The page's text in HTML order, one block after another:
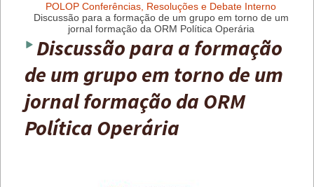
POLOP Conferências, Resoluções e Debate Interno
Discussão para a formação de um grupo em torno de um
jornal formação da ORM Política Operária
Discussão para a formação
de um grupo em torno de um
jornal formação da ORM
Política Operária